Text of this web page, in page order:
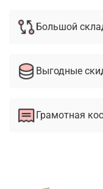
Большой
Выгодные
Грамотная